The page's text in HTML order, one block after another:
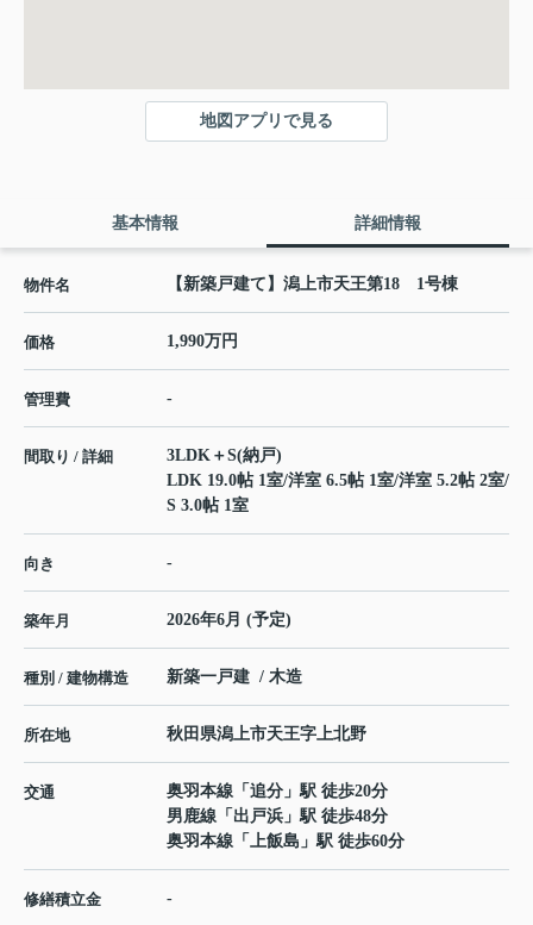
地図アプリで見る
基本情報 詳細情報
物件名 【新築戸建て】潟上市天王第18 1号棟
価格 1,990万円
管理費 -
間取り / 詳細
3LDK＋S(納戸)
LDK 19.0帖 1室/洋室 6.5帖 1室/洋室 5.2帖 2室/
S 3.0帖 1室
向き -
築年月 2026年6月 (予定)
種別 / 建物構造 新築一戸建 / 木造
所在地 秋田県潟上市天王字上北野
交通 奥羽本線 「 追分 」駅 徒歩20分
男鹿線 「 出戸浜 」駅 徒歩48分
奥羽本線 「 上飯島 」駅 徒歩60分
修繕積立金 -